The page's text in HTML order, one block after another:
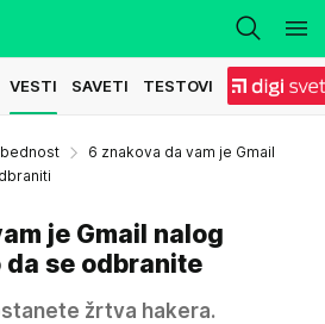
VESTI SAVETI TESTOVI
6 znakova da vam je Gmail
je Gmail nalog
da se odbranite
žrtva hakera.